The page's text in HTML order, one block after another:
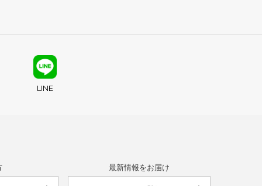
LINE
最新情報をお届け